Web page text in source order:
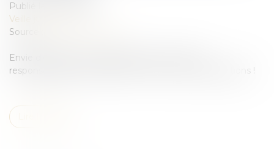
Publié le :
Veille juridique
Source :
Envie d’en découvrir davantage concernant la
responsabilité du conducteur ? Zoom sur les explications !